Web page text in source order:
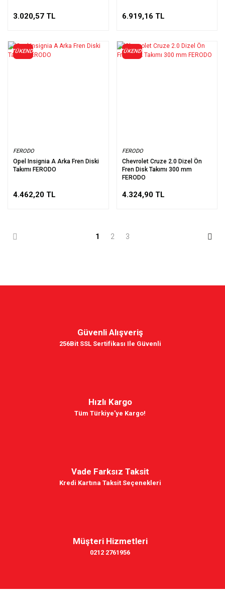
3.020,57 TL 6.919,16 TL
TÜKENDİ
FERODO
Opel Insignia A Arka Fren Diski
Takımı FERODO
4.462,20 TL
TÜKENDİ
FERODO
Chevrolet Cruze 2.0 Dizel Ön
Fren Disk Takımı 300 mm
FERODO
4.324,90 TL
1 2 3
Güvenli Alışveriş
256Bit SSL Sertifikası Ile Güvenli
Hızlı Kargo
Tüm Türkiye'ye Kargo!
Vade Farksız Taksit
Kredi Kartına Taksit Seçenekleri
Müşteri Hizmetleri
0212 2761956